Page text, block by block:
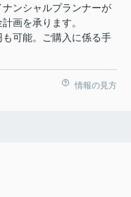
ンシャルプランナーが
画を承ります。
可能。ご購入に係る手
情報の見方